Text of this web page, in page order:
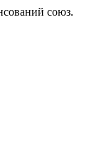
союз.